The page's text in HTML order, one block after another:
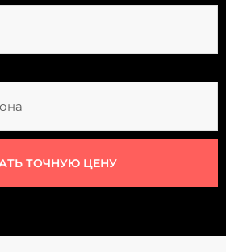
ТОЧНУЮ ЦЕНУ